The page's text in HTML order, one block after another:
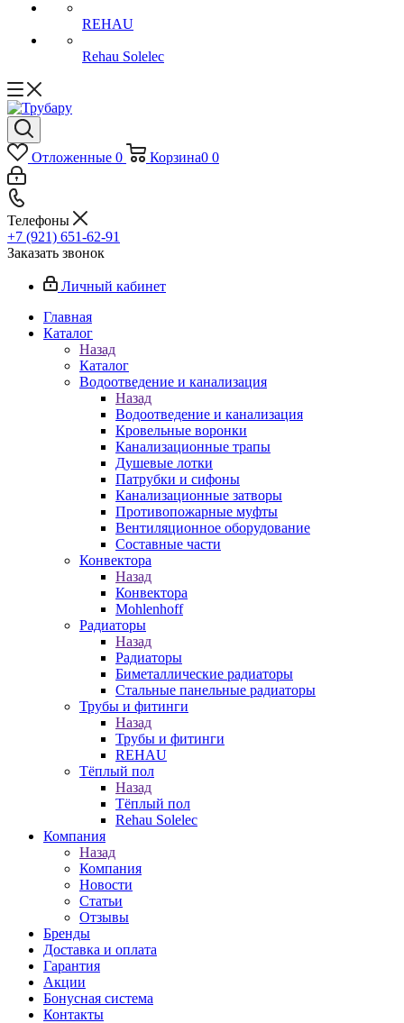
REHAU
Rehau Solelec
Отложенные 0 Корзина0 0
Телефоны
+7 (921) 651-62-91
Заказать звонок
Личный кабинет
Главная
Каталог
Назад
Каталог
Водоотведение и канализация
Назад
Водоотведение и канализация
Кровельные воронки
Канализационные трапы
Душевые лотки
Патрубки и сифоны
Канализационные затворы
Противопожарные муфты
Вентиляционное оборудование
Составные части
Конвектора
Назад
Конвектора
Mohlenhoff
Радиаторы
Назад
Радиаторы
Биметаллические радиаторы
Стальные панельные радиаторы
Трубы и фитинги
Назад
Трубы и фитинги
REHAU
Тёплый пол
Назад
Тёплый пол
Rehau Solelec
Компания
Назад
Компания
Новости
Статьи
Отзывы
Бренды
Доставка и оплата
Гарантия
Акции
Бонусная система
Контакты